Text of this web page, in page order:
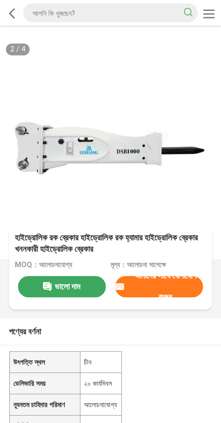
2/ 4
হাইড্রোলিক রক ব্রেকার হাইড্রোলিক রক হ্যামার হাইড্রোলিক ব্রেকার
খননকারী হাইড্রোলিক ব্রেকার
MOQ：আলোচনাযোগ্য মূল্য：আলোচনা সাপেক্ষে
ভালো দাম
আমাদের সাথে যোগাযোগ
করুন
পণ্যের বর্ণনা
উৎপত্তি স্থল চীন
ডেলিভারি সময় ২০ কার্যদিবস
ন্যূনতম চাহিদার পরিমাণ আলোচনাযোগ্য